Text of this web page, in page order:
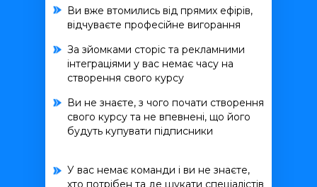
Ви вже втомились від прямих ефірів,
відчуваєте професійне вигорання
За зйомками сторіс та рекламними
інтеграціями у вас немає часу на
створення свого курсу
Ви не знаєте, з чого почати створення
свого курсу та не впевнені, що його
будуть купувати підписники
У вас немає команди і ви не знаєте,
хто потрібен та де шукати спеціалістів